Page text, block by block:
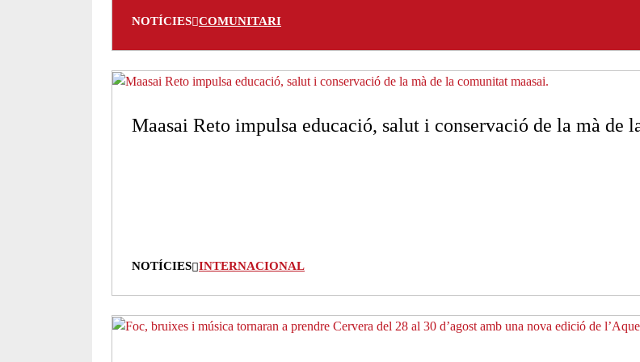
NOTÍCIES COMUNITARI
Maasai Reto impulsa educació, salut i conservació de la mà de
NOTÍCIES INTERNACIONAL